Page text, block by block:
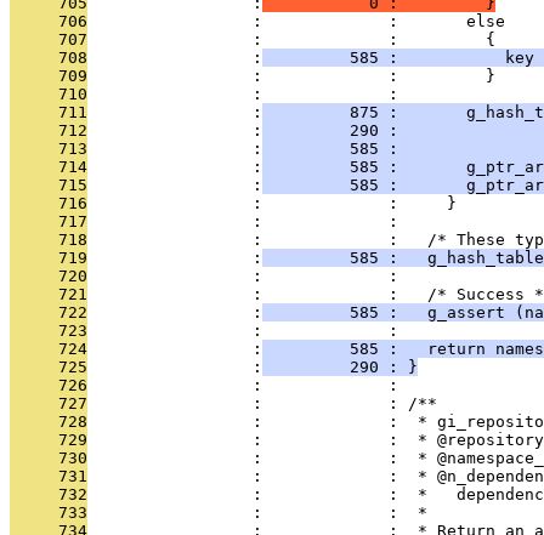
     706
                 :             :       else
     707
                 :             :         {
     708
                 :
585 :           key
     709
                 :             :         }
     710
                 :             :
     711
                 :
875 :
     712
                 :
290 :
     713
                 :
585 :
     714
                 :
585 :
     715
                 :
585 :
     716
                 :             :     }
     717
                 :             :
     718
:             :   /* These
     719
                 :
585 :
     720
                 :             :
     721
:             :   /* Success
     722
                 :
585 :   g_assert
     723
                 :             :
     724
                 :
585 :   return
     725
                 :
         290 : }
     726
                 :             :
     727
                 :             : /**
     728
:             :  *
     729
:             :  *
     730
:             :  *
     731
:             :  *
     732
:             :  *
     733
                 :             :  *
     734
:             :  * Return an